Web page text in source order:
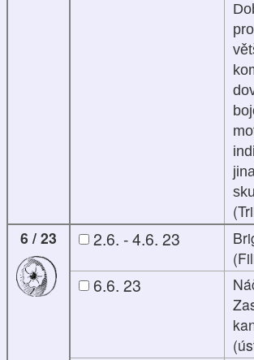
6 / 23
2.6. - 4.6. 23
6.6. 23